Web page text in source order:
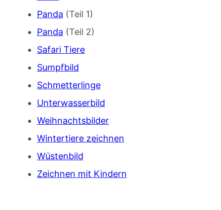
Panda (Teil 1)
Panda (Teil 2)
Safari Tiere
Sumpfbild
Schmetterlinge
Unterwasserbild
Weihnachtsbilder
Wintertiere zeichnen
Wüstenbild
Zeichnen mit Kindern